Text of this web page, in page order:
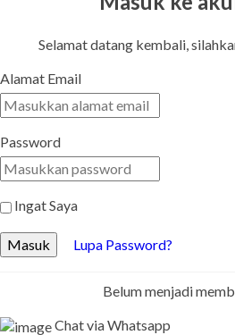
Selamat datang kembali,
Alamat Email
Password
Ingat Saya
Masuk Lupa Password?
Belum menjadi
Chat via Whatsapp